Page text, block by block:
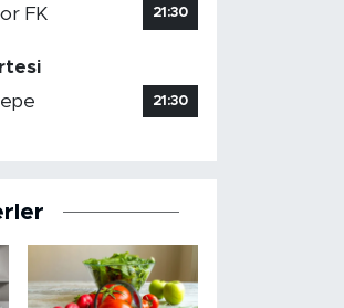
FK 21:30
21:30